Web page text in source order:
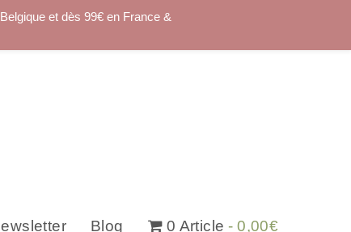
Blog 0 Article 0,00€
et dès 99€ en France &